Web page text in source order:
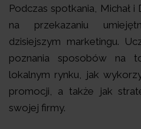
Podczas spotkania, Michał
na przekazaniu
dzisiejszym marketingu.
poznania sposobów na
lokalnym rynku, jak
promocji, a także jak
swojej firmy.